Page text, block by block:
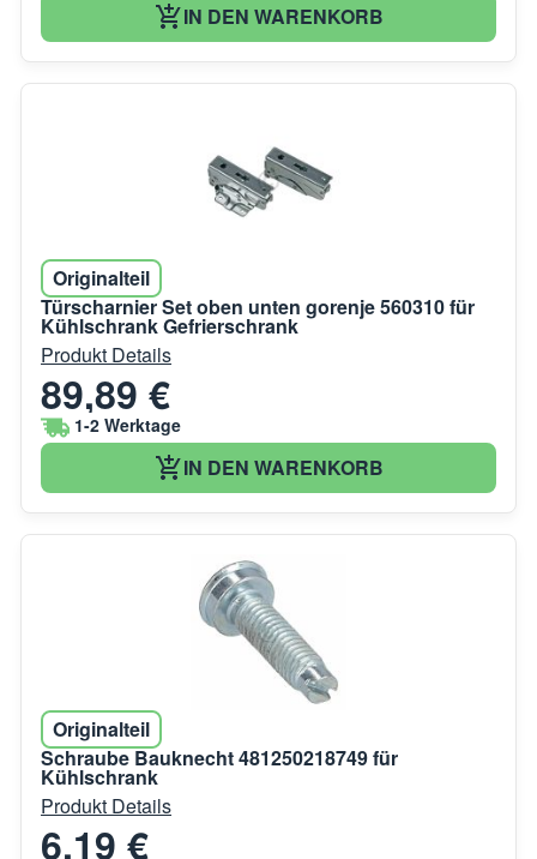
IN DEN WARENKORB
Originalteil
Türscharnier Set oben unten gorenje 560310 für
Kühlschrank Gefrierschrank
Produkt Details
89,89 €
1-2 Werktage
IN DEN WARENKORB
Originalteil
Schraube Bauknecht 481250218749 für
Kühlschrank
Produkt Details
6,19 €